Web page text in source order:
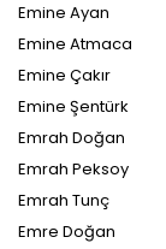
Emine Ayan
Emine Atmaca
Emine Çakır
Emine Şentürk
Emrah Doğan
Emrah Peksoy
Emrah Tunç
Emre Doğan